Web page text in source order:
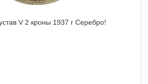
Швеция Король Густав V 2 кроны 1937 г Серебро!